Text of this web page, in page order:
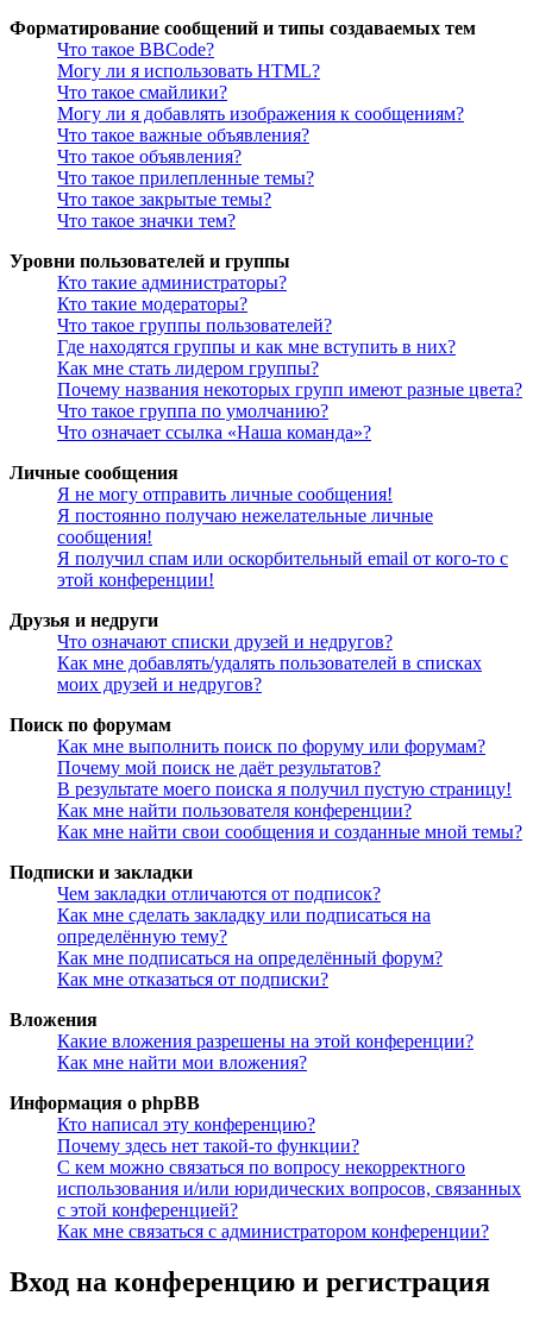
Форматирование сообщений и типы создаваемых тем
Что такое BBCode?
Могу ли я использовать HTML?
Что такое смайлики?
Могу ли я добавлять изображения к сообщениям?
Что такое важные объявления?
Что такое объявления?
Что такое прилепленные темы?
Что такое закрытые темы?
Что такое значки тем?
Уровни пользователей и группы
Кто такие администраторы?
Кто такие модераторы?
Что такое группы пользователей?
Где находятся группы и как мне вступить в них?
Как мне стать лидером группы?
Почему названия некоторых групп имеют разные цвета?
Что такое группа по умолчанию?
Что означает ссылка «Наша команда»?
Личные сообщения
Я не могу отправить личные сообщения!
Я постоянно получаю нежелательные личные
сообщения!
Я получил спам или оскорбительный email от кого-то с
этой конференции!
Друзья и недруги
Что означают списки друзей и недругов?
Как мне добавлять/удалять пользователей в списках
моих друзей и недругов?
Поиск по форумам
Как мне выполнить поиск по форуму или форумам?
Почему мой поиск не даёт результатов?
В результате моего поиска я получил пустую страницу!
Как мне найти пользователя конференции?
Как мне найти свои сообщения и созданные мной темы?
Подписки и закладки
Чем закладки отличаются от подписок?
Как мне сделать закладку или подписаться на
определённую тему?
Как мне подписаться на определённый форум?
Как мне отказаться от подписки?
Вложения
Какие вложения разрешены на этой конференции?
Как мне найти мои вложения?
Информация о phpBB
Кто написал эту конференцию?
Почему здесь нет такой-то функции?
С кем можно связаться по вопросу некорректного
использования и/или юридических вопросов, связанных
с этой конференцией?
Как мне связаться с администратором конференции?
Вход на конференцию и регистрация